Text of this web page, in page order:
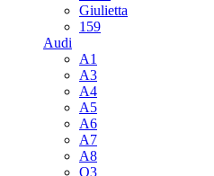
Giulietta
159
Audi
A1
A3
A4
A5
A6
A7
A8
Q3